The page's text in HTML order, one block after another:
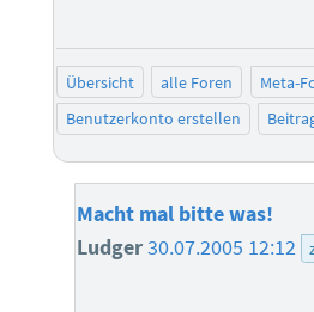
Übersicht alle Foren Meta-
Benutzerkonto erstellen
Macht mal bitte was!
Ludger30.07.2005 12:12